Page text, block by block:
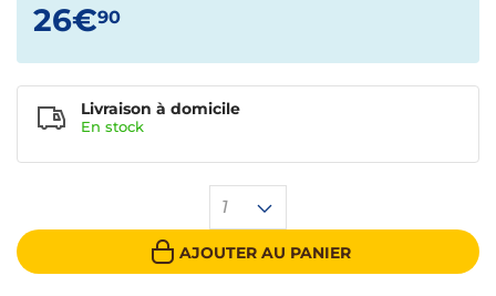
26€90
1
AJOUTER AU PANIER
Livraison à domicile
En stock